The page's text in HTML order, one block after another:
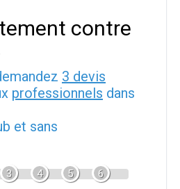
contre
3 devis
professionnels dans
et sans
3 4 5 6